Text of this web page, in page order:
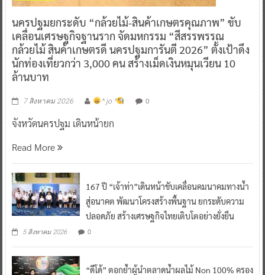
นครปฐมยกระดับ “กล้วยไม้-สินค้าเกษตรคุณภาพ” ขับ
เคลื่อนเศรษฐกิจฐานราก จัดมหกรรม “สีสรรพรรณ
กล้วยไม้ สินค้าเกษตรดี นครปฐมการันตี 2026” ตั้งเป้าดึง
นักท่องเที่ยวกว่า 3,000 คน สร้างเม็ดเงินหมุนเวียน 10
ล้านบาท
7 สิงหาคม 2026 ^ jo ^ 0
จังหวัดนครปฐม เดินหน้ายก
Read More
167 ปี “เจ้าท่า”เดินหน้าขับเคลื่อนคมนาคมทางน้ำ
สู่อนาคต พัฒนาโครงสร้างพื้นฐาน ยกระดับความ
ปลอดภัย สร้างเศรษฐกิจไทยเติบโตอย่างยั่งยืน
5 สิงหาคม 2026 0
“ดีโด้” ตอกย้ำผู้นำตลาดน้ำผลไม้ Non 100% ครอง